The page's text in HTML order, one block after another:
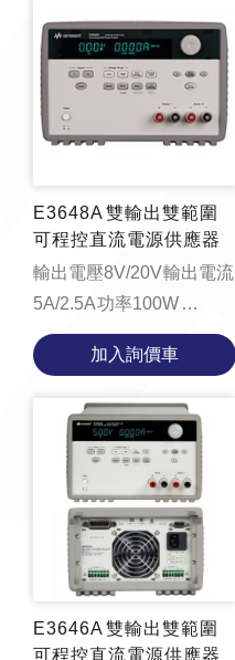
E3648A 雙輸出雙範圍
可程控直流電源供應器
輸出電壓8V/20V 輸出電流
5A/2.5A 功率100W
function
loadYouTubeVideo() {
const videoContainer =
document.getElementBy...
加入詢價車
E3646A 雙輸出雙範圍
可程控直流電源供應器